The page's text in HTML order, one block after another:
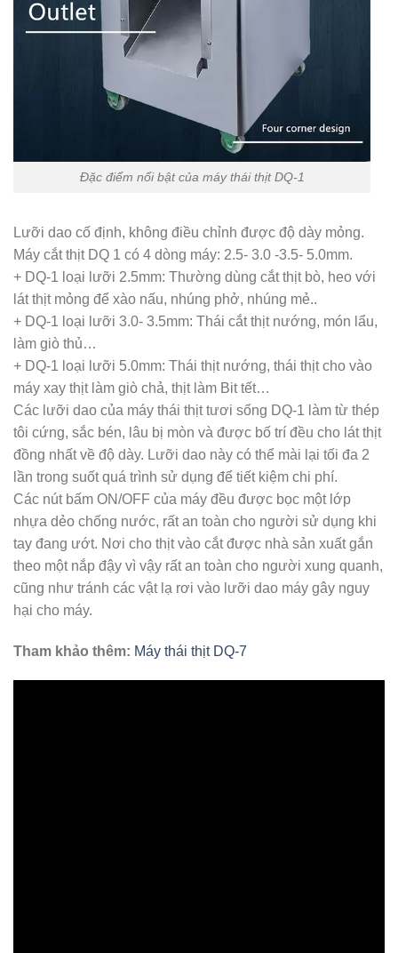
Đặc điểm nổi bật của máy thái thịt DQ-1
Lưỡi dao cố định, không điều chỉnh được độ dày mỏng.
Máy cắt thịt DQ 1 có 4 dòng máy: 2.5- 3.0 -3.5- 5.0mm.
+ DQ-1 loại lưỡi 2.5mm: Thường dùng cắt thịt bò, heo với
lát thịt mỏng để xào nấu, nhúng phở, nhúng mẻ..
+ DQ-1 loại lưỡi 3.0- 3.5mm: Thái cắt thịt nướng, món lẩu,
làm giò thủ…
+ DQ-1 loại lưỡi 5.0mm: Thái thịt nướng, thái thịt cho vào
máy xay thịt làm giò chả, thịt làm Bit tết…
Các lưỡi dao của máy thái thịt tươi sống DQ-1 làm từ thép
tôi cứng, sắc bén, lâu bị mòn và được bố trí đều cho lát thịt
đồng nhất về độ dày. Lưỡi dao này có thể mài lại tối đa 2
lần trong suốt quá trình sử dụng để tiết kiệm chi phí.
Các nút bấm ON/OFF của máy đều được bọc một lớp
nhựa dẻo chống nước, rất an toàn cho người sử dụng khi
tay đang ướt. Nơi cho thịt vào cắt được nhà sản xuất gắn
theo một nắp đậy vì vậy rất an toàn cho người xung quanh,
cũng như tránh các vật lạ rơi vào lưỡi dao máy gây nguy
hại cho máy.
Tham khảo thêm: Máy thái thịt DQ-7